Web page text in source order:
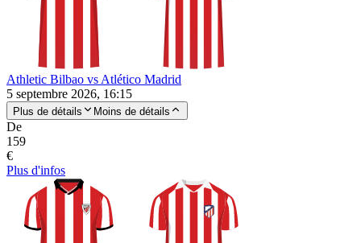
Athletic Bilbao vs Atlético Madrid
5 septembre 2026, 16:15
Plus de détails Moins de détails
De
159
€
Plus d'infos